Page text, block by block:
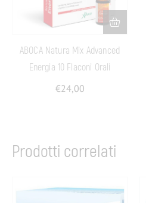
ABOCA Natura Mix Advanced
Energia 10 Flaconi Orali
€24,00
Prodotti correlati